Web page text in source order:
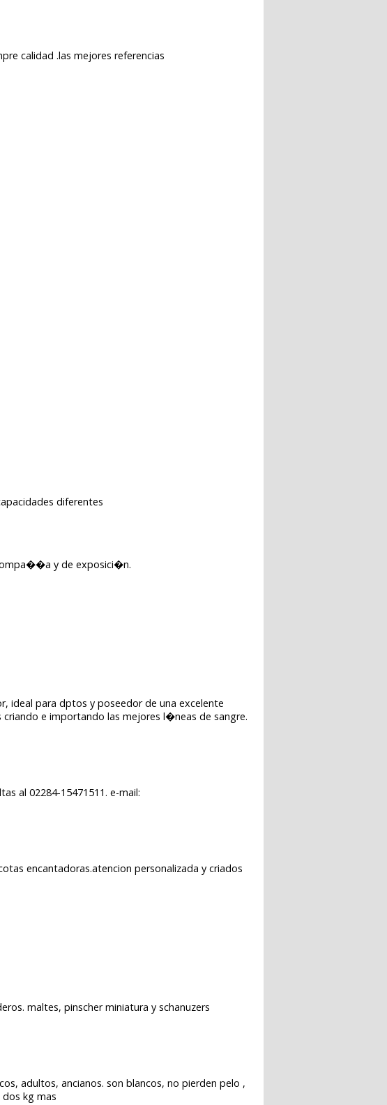
calidad .las mejores referencias
diferentes
y de exposici�n.
ideal para dptos y poseedor de una excelente
e importando las mejores l�neas de sangre.
al 02284-15471511. e-mail:
encantadoras.atencion personalizada y criados
maltes, pinscher miniatura y schanuzers
adultos, ancianos. son blancos, no pierden pelo ,
kg mas